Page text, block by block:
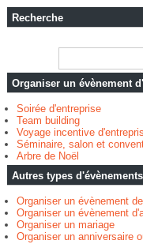
Recherche
Organiser un évènement
Soirée d'entreprise
Team building
Voyage incentive
Séminaire, salon et
Arbre de Noël
Autres types d'évènements
Organiser un évènement
Organiser un évènement
Organiser un mariage
Organiser un anniversaire